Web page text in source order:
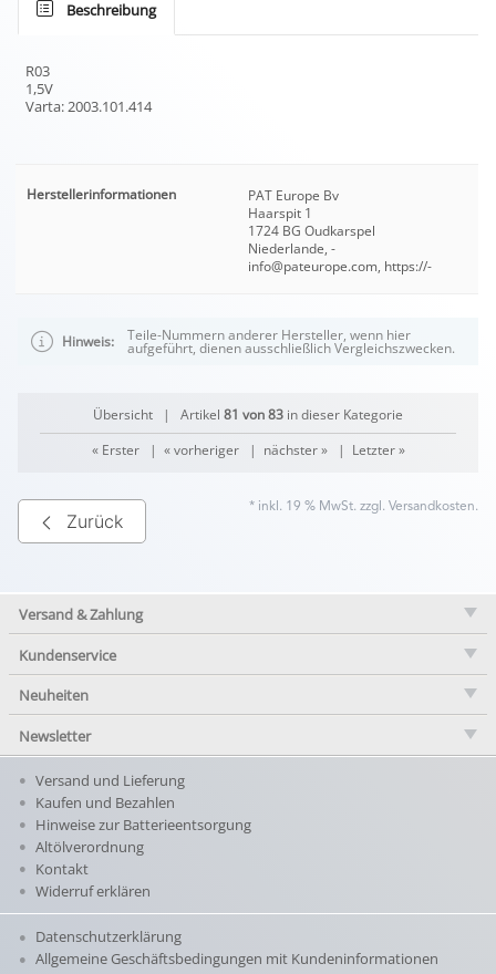
Beschreibung
R03
1,5V
Varta: 2003.101.414
Herstellerinformationen
PAT Europe Bv
Haarspit 1
1724 BG Oudkarspel
Niederlande, -
info@pateurope.com, https://-
Hinweis: Teile-Nummern anderer Hersteller, wenn hier
aufgeführt, dienen ausschließlich Vergleichszwecken.
Übersicht | Artikel 81 von 83 in dieser Kategorie
« Erster| « vorheriger| nächster »| Letzter »
Zurück
* inkl. 19 % MwSt. zzgl. Versandkosten.
Versand & Zahlung
Kundenservice
Neuheiten
Newsletter
Versand und Lieferung
Kaufen und Bezahlen
Hinweise zur Batterieentsorgung
Altölverordnung
Kontakt
Widerruf erklären
Datenschutzerklärung
Allgemeine Geschäftsbedingungen mit Kundeninformationen